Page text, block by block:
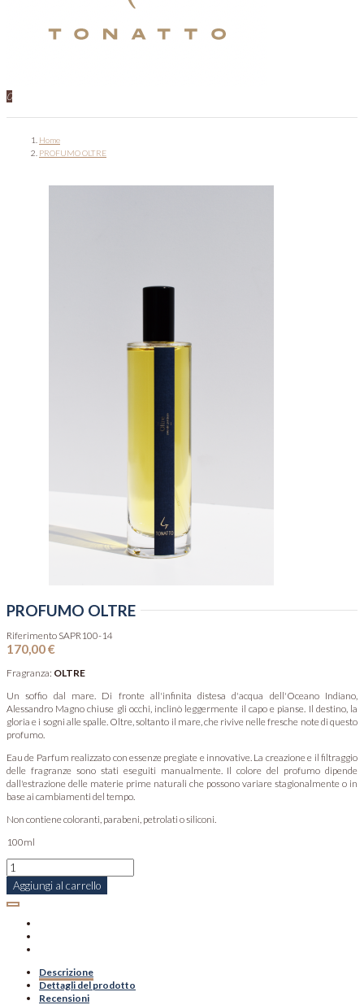
0
Home
PROFUMO OLTRE
PROFUMO OLTRE
Riferimento SAPR100-14
170,00 €
Fragranza: OLTRE
Un soffio dal mare. Di fronte all'infinita distesa d'acqua dell'Oceano Indiano,
Alessandro Magno chiuse gli occhi, inclinò leggermente il capo e pianse. Il destino, la
gloria e i sogni alle spalle. Oltre, soltanto il mare, che rivive nelle fresche note di questo
profumo.
Eau de Parfum realizzato con essenze pregiate e innovative. La creazione e il filtraggio
delle fragranze sono stati eseguiti manualmente. Il colore del profumo dipende
dall'estrazione delle materie prime naturali che possono variare stagionalmente o in
base ai cambiamenti del tempo.
Non contiene coloranti, parabeni, petrolati o siliconi.
100ml
Aggiungi al carrello
Descrizione
Dettagli del prodotto
Recensioni